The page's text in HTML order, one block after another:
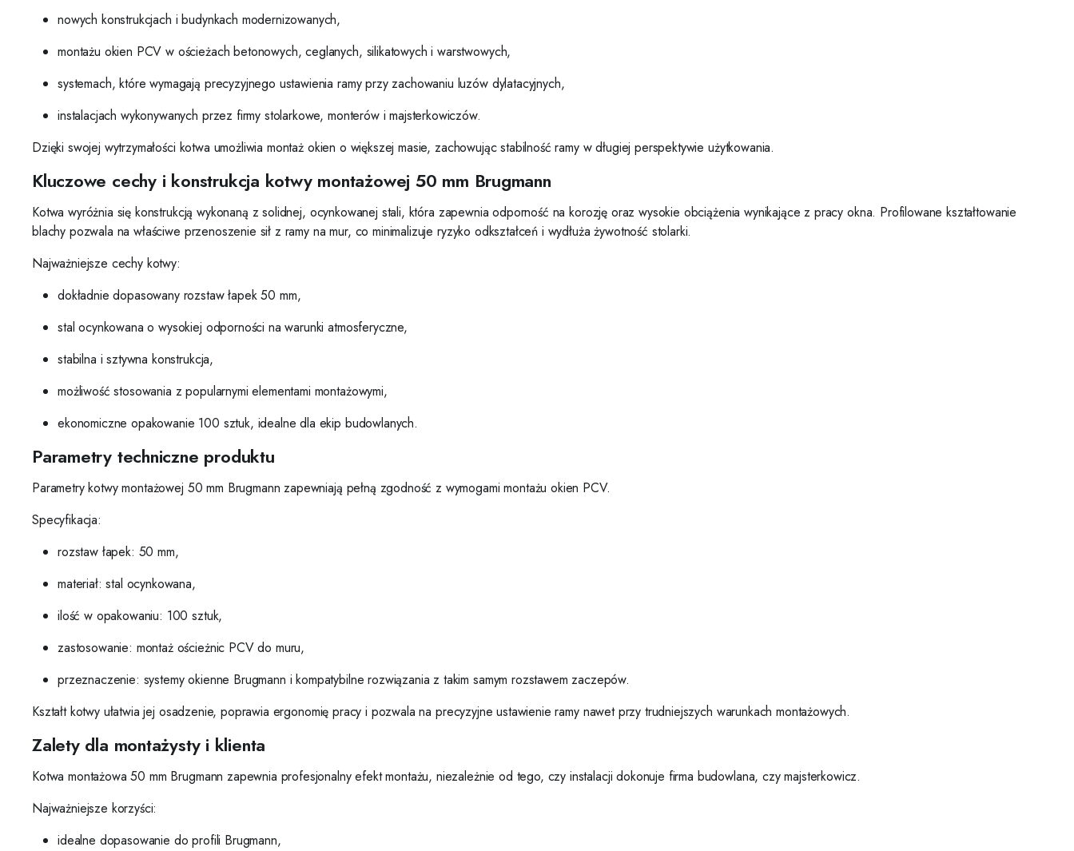
nowych konstrukcjach i budynkach modernizowanych,
montażu okien PCV w ościeżach betonowych, ceglanych, silikatowych i warstwowych,
systemach, które wymagają precyzyjnego ustawienia ramy przy zachowaniu luzów dylatacyjnych,
instalacjach wykonywanych przez firmy stolarkowe, monterów i majsterkowiczów.
Dzięki swojej wytrzymałości kotwa umożliwia montaż okien o większej masie, zachowując stabilność ramy w długiej perspektywie użytkowania.
Kluczowe cechy i konstrukcja kotwy montażowej 50 mm Brugmann
Kotwa wyróżnia się konstrukcją wykonaną z solidnej, ocynkowanej stali, która zapewnia odporność na korozję oraz wysokie obciążenia wynikające z pracy okna. Profilowane kształtowanie
blachy pozwala na właściwe przenoszenie sił z ramy na mur, co minimalizuje ryzyko odkształceń i wydłuża żywotność stolarki.
Najważniejsze cechy kotwy:
dokładnie dopasowany rozstaw łapek 50 mm,
stal ocynkowana o wysokiej odporności na warunki atmosferyczne,
stabilna i sztywna konstrukcja,
możliwość stosowania z popularnymi elementami montażowymi,
ekonomiczne opakowanie 100 sztuk, idealne dla ekip budowlanych.
Parametry techniczne produktu
Parametry kotwy montażowej 50 mm Brugmann zapewniają pełną zgodność z wymogami montażu okien PCV.
Specyfikacja:
rozstaw łapek: 50 mm,
materiał: stal ocynkowana,
ilość w opakowaniu: 100 sztuk,
zastosowanie: montaż ościeżnic PCV do muru,
przeznaczenie: systemy okienne Brugmann i kompatybilne rozwiązania z takim samym rozstawem zaczepów.
Kształt kotwy ułatwia jej osadzenie, poprawia ergonomię pracy i pozwala na precyzyjne ustawienie ramy nawet przy trudniejszych warunkach montażowych.
Zalety dla montażysty i klienta
Kotwa montażowa 50 mm Brugmann zapewnia profesjonalny efekt montażu, niezależnie od tego, czy instalacji dokonuje firma budowlana, czy majsterkowicz.
Najważniejsze korzyści:
idealne dopasowanie do profili Brugmann,